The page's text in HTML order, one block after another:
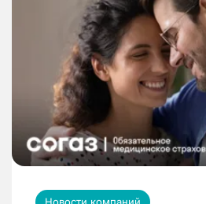
Новости компаний